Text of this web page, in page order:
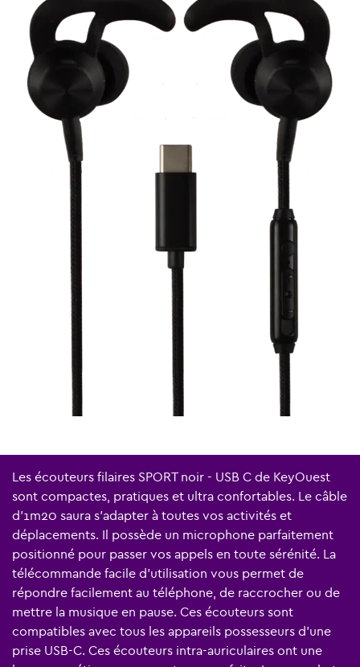
Les écouteurs filaires SPORT noir - USB C de KeyOuest
sont compactes, pratiques et ultra confortables. Le câble
d'1m20 saura s'adapter à toutes vos activités et
déplacements. Il possède un microphone parfaitement
positionné pour passer vos appels en toute sérénité. La
télécommande facile d'utilisation vous permet de
répondre facilement au téléphone, de raccrocher ou de
mettre la musique en pause. Ces écouteurs sont
compatibles avec tous les appareils possesseurs d'une
prise USB-C. Ces écouteurs intra-auriculaires ont une